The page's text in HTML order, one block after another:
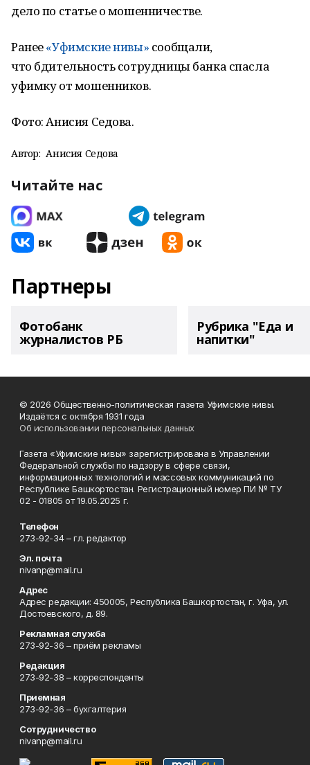
дело по статье о мошенничестве.
Ранее«Уфимские нивы» сообщали,
что бдительность сотрудницы банка спасла
уфимку от мошенников.
Фото: Анисия Седова.
Автор: Анисия Седова
Читайте нас
Партнеры
Фотобанк
журналистов РБ
Рубрика "Еда и
напитки"
© 2026 Общественно-политическая газета Уфимские нивы.
Издаётся с октября 1931 года
Об использовании персональных данных
Газета «Уфимские нивы» зарегистрирована в Управлении
Федеральной службы по надзору в сфере связи,
информационных технологий и массовых коммуникаций по
Республике Башкортостан. Регистрационный номер ПИ № ТУ
02 - 01805 от 19.05.2025 г.
Телефон
273-92-34 – гл. редактор
Эл. почта
nivanp@mail.ru
Адрес
Адрес редакции: 450005, Республика Башкортостан, г. Уфа, ул.
Достоевского, д. 89.
Рекламная служба
273-92-36 – приём рекламы
Редакция
273-92-38 – корреспонденты
Приемная
273-92-36 – бухгалтерия
Сотрудничество
nivanp@mail.ru